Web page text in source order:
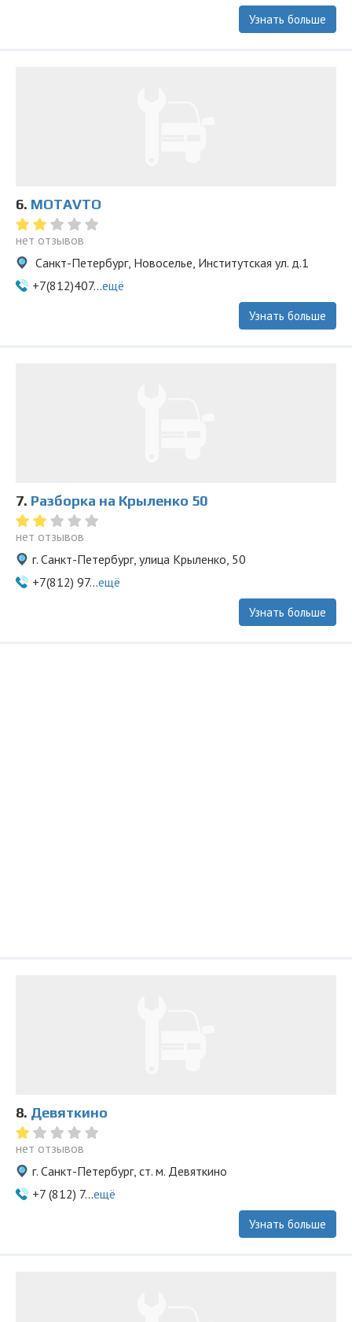
Узнать больше
6. MOTAVTO
нет отзывов
Санкт-Петербург, Новоселье, Институтская ул. д.1
+7(812)407...ещё
Узнать больше
7. Разборка на Крыленко 50
нет отзывов
г. Санкт-Петербург, улица Крыленко, 50
+7(812) 97...ещё
Узнать больше
8. Девяткино
нет отзывов
г. Санкт-Петербург, ст. м. Девяткино
+7 (812) 7...ещё
Узнать больше